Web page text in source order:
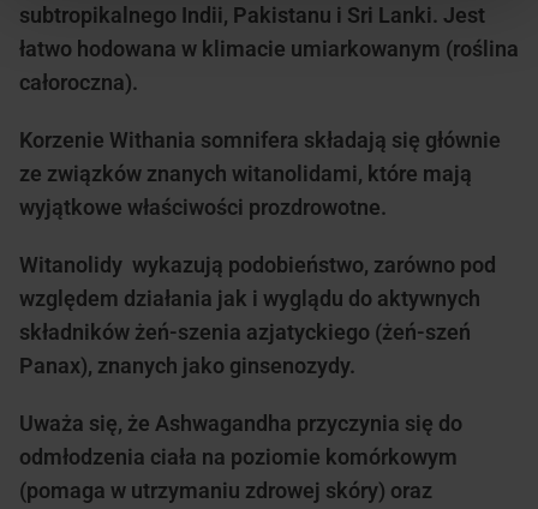
subtropikalnego Indii, Pakistanu i Sri Lanki. Jest
łatwo hodowana w klimacie umiarkowanym (roślina
całoroczna).
Korzenie Withania somnifera składają się głównie
ze związków znanych witanolidami, które mają
wyjątkowe właściwości prozdrowotne.
Witanolidy wykazują podobieństwo, zarówno pod
względem działania jak i wyglądu do aktywnych
składników żeń-szenia azjatyckiego (żeń-szeń
Panax), znanych jako ginsenozydy.
Uważa się, że Ashwagandha przyczynia się do
odmłodzenia ciała na poziomie komórkowym
(pomaga w utrzymaniu zdrowej skóry) oraz